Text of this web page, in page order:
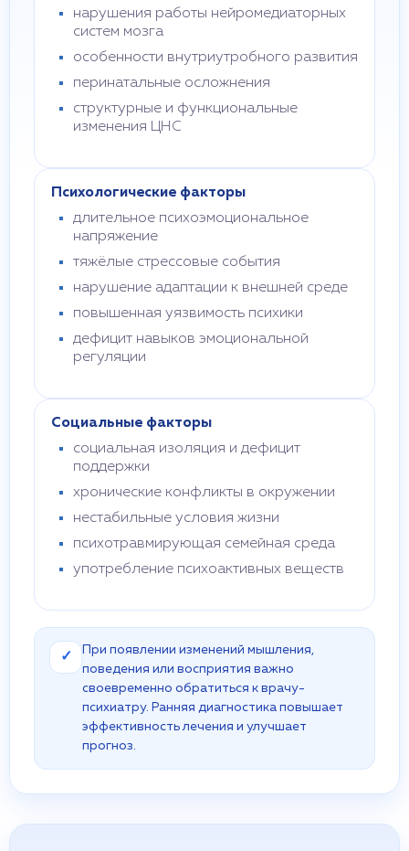
нарушения работы нейромедиаторных
систем мозга
особенности внутриутробного развития
перинатальные осложнения
структурные и функциональные
изменения ЦНС
Психологические факторы
длительное психоэмоциональное
напряжение
тяжёлые стрессовые события
нарушение адаптации к внешней среде
повышенная уязвимость психики
дефицит навыков эмоциональной
регуляции
Социальные факторы
социальная изоляция и дефицит
поддержки
хронические конфликты в окружении
нестабильные условия жизни
психотравмирующая семейная среда
употребление психоактивных веществ
✓
При появлении изменений мышления,
поведения или восприятия важно
своевременно обратиться к врачу-
психиатру. Ранняя диагностика повышает
эффективность лечения и улучшает
прогноз.